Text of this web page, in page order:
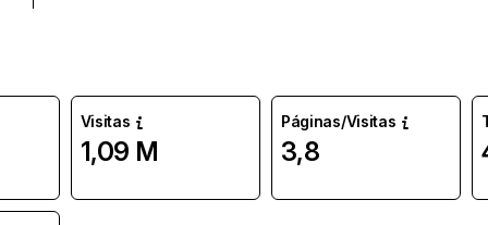
Visitas
1,09 M
Páginas/Visitas
3,8